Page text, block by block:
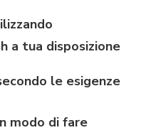
a tua disposizione
le esigenze
modo di fare